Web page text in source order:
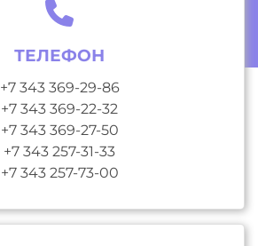
ТЕЛЕФОН
+7 343 369-29-86
+7 343 369-22-32
+7 343 369-27-50
+7 343 257-31-33
+7 343 257-73-00